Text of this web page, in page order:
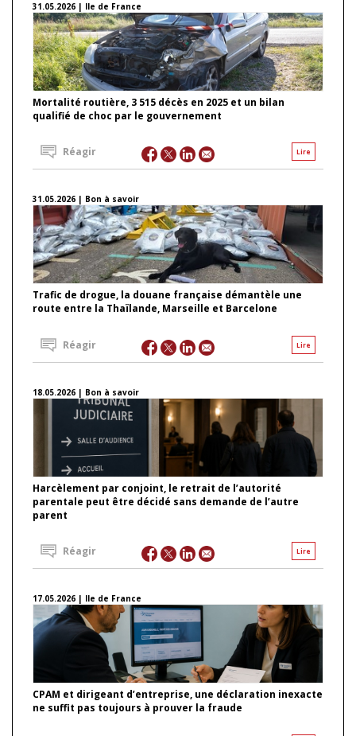
31.05.2026 | Ile de France
Mortalité routière, 3 515 décès en 2025 et un bilan
qualifié de choc par le gouvernement
Lire
Réagir
31.05.2026 | Bon à savoir
Trafic de drogue, la douane française démantèle une
route entre la Thaïlande, Marseille et Barcelone
Lire
Réagir
18.05.2026 | Bon à savoir
Harcèlement par conjoint, le retrait de l’autorité
parentale peut être décidé sans demande de l’autre
parent
Lire
Réagir
17.05.2026 | Ile de France
CPAM et dirigeant d’entreprise, une déclaration inexacte
ne suffit pas toujours à prouver la fraude